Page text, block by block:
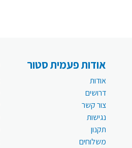
אודות פעמית סטור
אודות
דרושים
צור קשר
נגישות
תקנון
משלוחים